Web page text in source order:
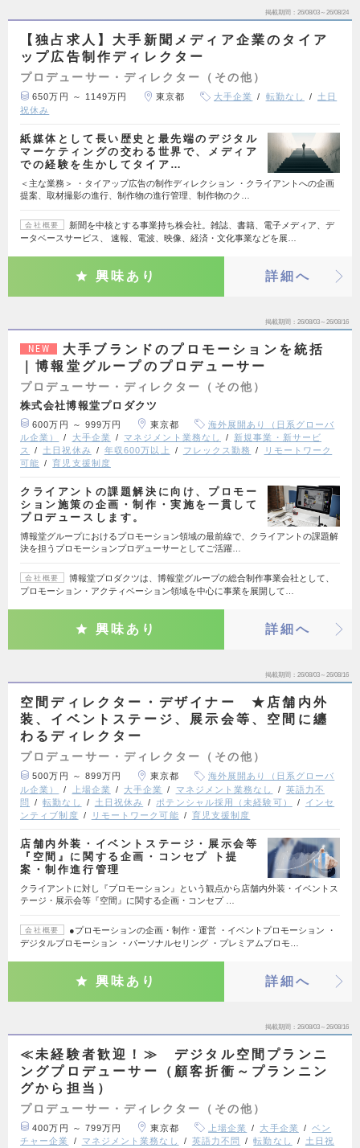
掲載期間 26/08/03～26/08/24
【独占求人】大手新聞メディア企業のタイア
ップ広告制作ディレクター
プロデューサー・ディレクター（その他）
650万円 ～ 1149万円 東京都 大手企業 転勤なし
土日
祝休み
紙媒体として長い歴史と最先端のデジタル
マーケティングの交わる世界で、メディア
での経験を生かしてタイア…
＜主な業務＞ ・タイアップ広告の制作ディレクション ・クライアントへの企画
提案、取材撮影の進行、制作物の進行管理、制作物のク…
会社概要
新聞を中核とする事業持ち株会社。雑誌、書籍、電子メディア、デ
ータベースサービス、 速報、電波、映像、経済・文化事業などを展…
興味あり 詳細へ
掲載期間 26/08/03～26/08/16
NEW
大手ブランドのプロモーションを統括
｜博報堂グループのプロデューサー
プロデューサー・ディレクター（その他）
株式会社博報堂プロダクツ
600万円 ～ 999万円 東京都
海外展開あり（日系グローバ
ル企業）
大手企業 マネジメント業務なし
新規事業・新サービ
ス
土日祝休み 年収600万以上 フレックス勤務
リモートワーク
可能
育児支援制度
クライアントの課題解決に向け、プロモー
ション施策の企画・制作・実施を一貫して
プロデュースします。
博報堂グループにおけるプロモーション領域の最前線で、クライアントの課題解
決を担うプロモーションプロデューサーとしてご活躍…
会社概要
博報堂プロダクツは、博報堂グループの総合制作事業会社として、
プロモーション・アクティベーション領域を中心に事業を展開して…
興味あり 詳細へ
掲載期間 26/08/03～26/08/16
空間ディレクター・デザイナー ★店舗内外
装、イベントステージ、展示会等、空間に纏
わるディレクター
プロデューサー・ディレクター（その他）
500万円 ～ 899万円 東京都
海外展開あり（日系グローバ
ル企業）
上場企業 大手企業 マネジメント業務なし
英語力不
問
転勤なし 土日祝休み ポテンシャル採用（未経験可）
インセ
ンティブ制度
リモートワーク可能 育児支援制度
店舗内外装・イベントステージ・展示会等
『空間』に関する企画・コンセプ ト提
案・制作進行管理
クライアントに対し『プロモーション』という観点から店舗内外装・イベントス
テージ・展示会等『空間』に関する企画・コンセプ …
会社概要
●プロモーションの企画・制作・運営 ・イベントプロモーション ・
デジタルプロモーション ・パーソナルセリング ・プレミアムプロモ…
興味あり 詳細へ
掲載期間 26/08/03～26/08/16
≪未経験者歓迎！≫ デジタル空間プランニ
ングプロデューサー（顧客折衝～プランニン
グから担当）
プロデューサー・ディレクター（その他）
400万円 ～ 799万円 東京都 上場企業 大手企業
ベン
チャー企業
マネジメント業務なし 英語力不問 転勤なし
土日祝